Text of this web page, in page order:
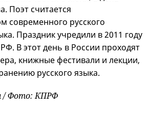
Поэт считается
современного русского
Праздник учредили в 2011 году
В этот день в России проходят
книжные фестивали и лекции,
русского языка.
/ Фото: КПРФ